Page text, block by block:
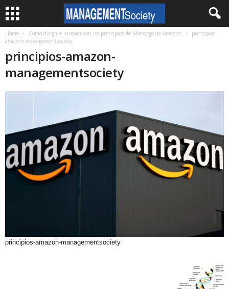
Home Cómo dirigir e innovar con los principios de liderazgo de Amazon
principios-
amazon-managementsociety
principios-amazon-
managementsociety
principios-amazon-managementsociety